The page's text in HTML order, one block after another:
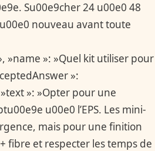
Su00e9cher 24 u00e0 48
nouveau avant toute
»name »: »Quel kit utiliser pour
»:
»: »Opter pour une
u00e0 l’EPS. Les mini-
mais pour une finition
fibre et respecter les temps de